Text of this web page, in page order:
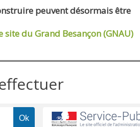
peuvent désormais être
du Grand Besançon (GNAU)